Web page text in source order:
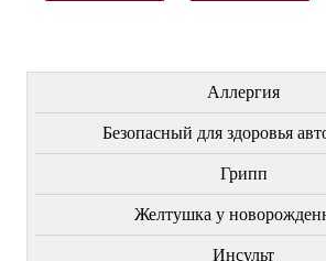
Аллергия
Безопасный для здоровья
Грипп
Желтушка у
Инсульт